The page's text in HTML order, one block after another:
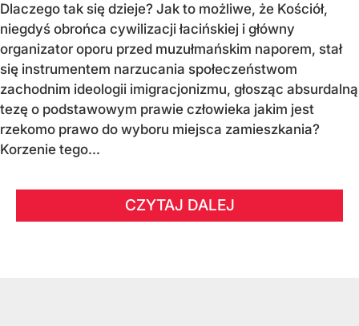
Dlaczego tak się dzieje? Jak to możliwe, że Kościół,
niegdyś obrońca cywilizacji łacińskiej i główny
organizator oporu przed muzułmańskim naporem, stał
się instrumentem narzucania społeczeństwom
zachodnim ideologii imigracjonizmu, głosząc absurdalną
tezę o podstawowym prawie człowieka jakim jest
rzekomo prawo do wyboru miejsca zamieszkania?
Korzenie tego...
CZYTAJ DALEJ